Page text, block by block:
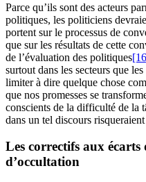
Parce qu’ils sont des acteurs
politiques, les politiciens
portent sur le processus de
que sur les résultats de cette
de l’évaluation des politiques
surtout dans les secteurs que
limiter à dire quelque chose
que nos promesses se
conscients de la difficulté de la
dans un tel discours
Les correctifs aux
d’occultation